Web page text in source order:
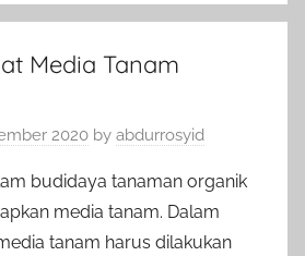
Media Tanam
2020 by abdurrosyid
budidaya tanaman organik
media tanam. Dalam
tanam harus dilakukan